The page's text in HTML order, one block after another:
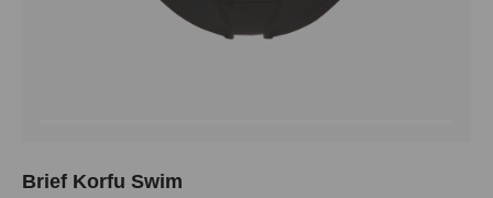
Brief Korfu Swim